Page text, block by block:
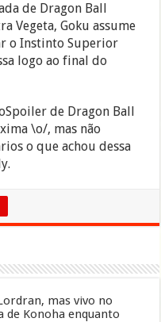
de Dragon Ball
Vegeta, Goku assume
o Instinto Superior
logo ao final do
de Dragon Ball
\o/, mas não
o que achou dessa
mas vivo no
de Konoha enquanto